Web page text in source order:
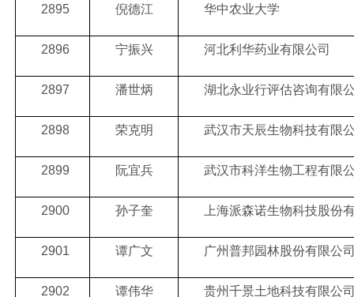
2895 倪德江 华中农业大学
2896 宁振兴 河北利华药业有限公司
2897 潘世炳 湖北永业行评估咨询有限
2898 荣克明 武汉市天辰生物科技有限
2899 阮宜兵 武汉市科洋生物工程有限
2900 孙子奎 上海派森诺生物科技股份
2901 谭广文 广州普邦园林股份有限公
2902 谭伟华 贵州千景土地科技有限公